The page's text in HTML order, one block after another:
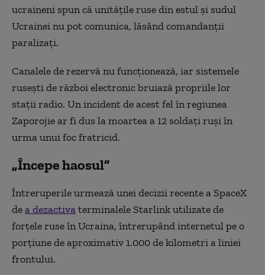
ucraineni spun că unitățile ruse din estul și sudul
Ucrainei nu pot comunica, lăsând comandanții
paralizați.
Canalele de rezervă nu funcționează, iar sistemele
rusești de război electronic bruiază propriile lor
stații radio. Un incident de acest fel în regiunea
Zaporojie ar fi dus la moartea a 12 soldați ruși în
urma unui foc fratricid.
„Începe haosul”
Întreruperile urmează unei decizii recente a SpaceX
dea dezactivaterminalele Starlink utilizate de
forțele ruse în Ucraina, întrerupând internetul pe o
porțiune de aproximativ 1.000 de kilometri a liniei
frontului.